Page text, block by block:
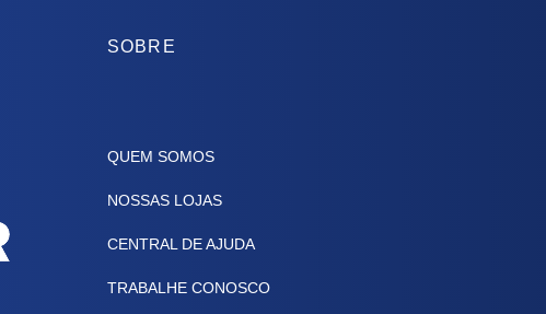
SOBRE
QUEM SOMOS
NOSSAS LOJAS
CENTRAL DE AJUDA
TRABALHE CONOSCO